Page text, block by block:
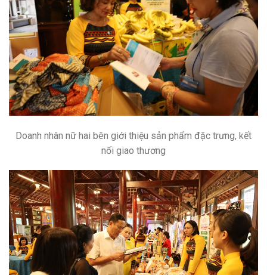
Doanh nhân nữ hai bên giới thiệu sản phẩm đặc trưng, kết
nối giao thương